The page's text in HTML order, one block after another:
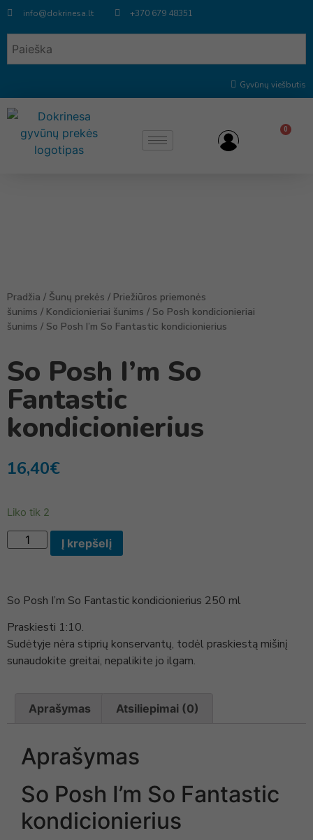
info@dokrinesa.lt +370 679 48351
Gyvūnų viešbutis
0
Pradžia / Šunų prekės / Priežiūros priemonės
šunims / Kondicionieriai šunims / So Posh kondicionieriai
šunims / So Posh I’m So Fantastic kondicionierius
So Posh I’m So
Fantastic
kondicionierius
16,40€
Liko tik 2
Į krepšelį
So Posh I’m So Fantastic kondicionierius 250 ml
Praskiesti 1:10.
Sudėtyje nėra stiprių konservantų, todėl praskiestą mišinį
sunaudokite greitai, nepalikite jo ilgam.
Aprašymas Atsiliepimai (0)
Aprašymas
So Posh I’m So Fantastic
kondicionierius